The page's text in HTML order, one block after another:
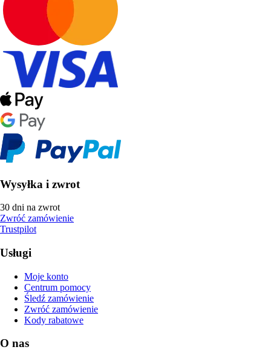
Wysyłka i zwrot
30 dni na zwrot
Zwróć zamówienie
Trustpilot
Usługi
Moje konto
Centrum pomocy
Śledź zamówienie
Zwróć zamówienie
Kody rabatowe
O nas